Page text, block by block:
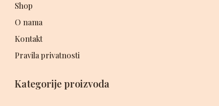
Shop
O nama
Kontakt
Pravila privatnosti
Kategorije proizvoda